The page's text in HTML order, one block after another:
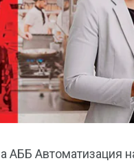
АББ Автоматизация